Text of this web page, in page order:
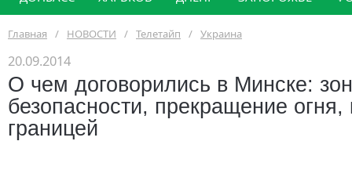
Главная / НОВОСТИ / Телетайп / Украина
20.09.2014
О чем договорились в Минске:
безопасности, прекращение огня,
границей